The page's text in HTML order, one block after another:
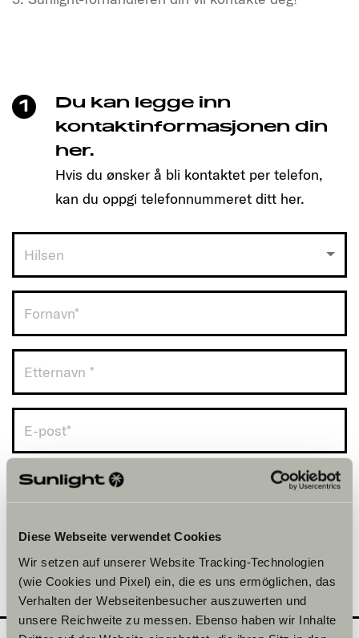
Diese Webseite verwendet Cookies
Wir setzen auf unserer Website Tracking-Technologien
(wie Cookies und Pixel) ein, die es uns ermöglichen, das
Verhalten der Webseitenbesucher auszuwerten und
unsere Reichweite zu messen. Ebenso haben wir Inhalte
Så enkelt er det:
1. Legg inn data
2. Velg forhandler og send
3. Sunlight-forhandleren din vil kontakte deg!
1
Du kan legge inn
kontaktinformasjonen din
her.
Hvis du ønsker å bli kontaktet per telefon,
kan du oppgi telefonnummeret ditt her.
Hilsen
Norge (+47)